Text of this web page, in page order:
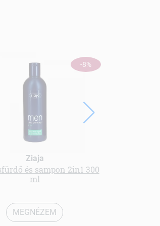
-8%
Ziaja
és sampon 2in1 300
ml
MEGNÉZEM